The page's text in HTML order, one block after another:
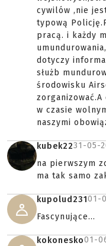
cywilów ,nie
typową
pracą. i każdy
dotyczy
służb
środowisku
zorganizować.A
w czasie
naszymi
kubek2231-05-
na pierwszym
ma tak samo
kupolud23101-
Fascynujące...
kokonesko01-